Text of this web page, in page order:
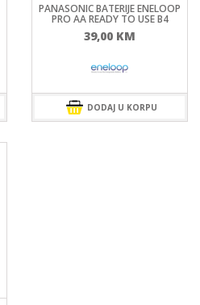
PANASONIC BATERIJE ENELOOP
PRO AA READY TO USE B4
39,00 KM
DODAJ U KORPU